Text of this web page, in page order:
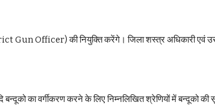
Officer) की नियुक्ति करेंगे। जिला शस्त्र अधिकारी एवं
का वर्गीकरण करने के लिए निम्नलिखित श्रेणियों में बन्दूको की